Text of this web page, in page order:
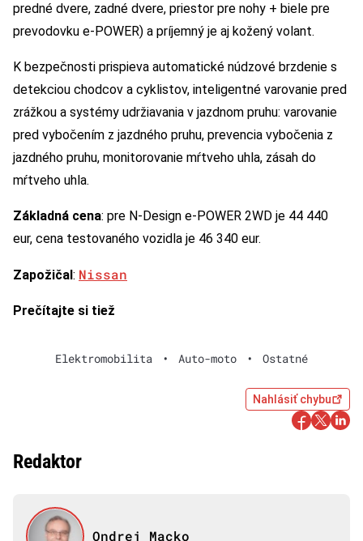
predné dvere, zadné dvere, priestor pre nohy + biele pre
prevodovku e-POWER) a príjemný je aj kožený volant.
K bezpečnosti prispieva automatické núdzové brzdenie s
detekciou chodcov a cyklistov, inteligentné varovanie pred
zrážkou a systémy udržiavania v jazdnom pruhu: varovanie
pred vybočením z jazdného pruhu, prevencia vybočenia z
jazdného pruhu, monitorovanie mŕtveho uhla, zásah do
mŕtveho uhla.
Základná cena: pre N-Design e-POWER 2WD je 44 440
eur, cena testovaného vozidla je 46 340 eur.
Zapožičal: Nissan
Prečítajte si tiež
Elektromobilita • Auto-moto • Ostatné
Nahlásiť chybu
Redaktor
Ondrej Macko